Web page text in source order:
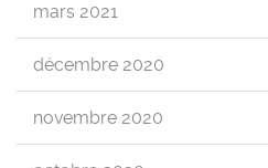
mars 2021
décembre 2020
novembre 2020